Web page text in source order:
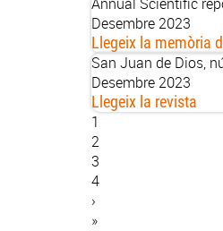
Desembre 2023
Llegeix la memòria
San Juan de Dios,
Desembre 2023
Llegeix la revista
Paginació
Pàgina
actual
1
Pàgina
2
Pàgina
3
Pàgina
4
Pàgina
següent
›
Última
»